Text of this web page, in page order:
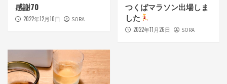
感謝70
2022年12月10日 SORA
つくばマラソン出場しま
した
2022年11月26日 SORA